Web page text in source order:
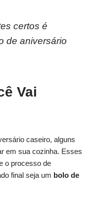
certos é
de aniversário
Vai
caseiro, alguns
em sua cozinha. Esses
o processo de
final seja um bolo de